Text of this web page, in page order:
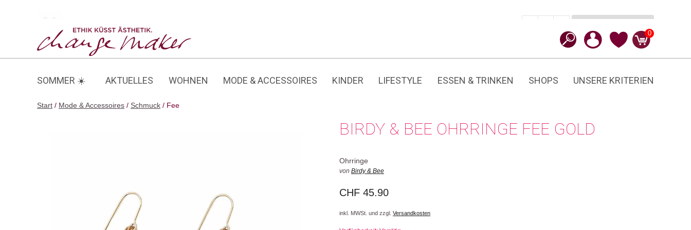
0
SOMMER ☀️ AKTUELLES WOHNEN MODE & ACCESSOIRES KINDER LIFESTYLE ESSEN & TRINKEN SHOPS UNSERE KRITERIEN
Start / Mode & Accessoires / Schmuck / Fee
BIRDY & BEE OHRRINGE FEE GOLD
Ohrringe
von Birdy & Bee
CHF 45.90
inkl. MWSt. und zzgl. Versandkosten